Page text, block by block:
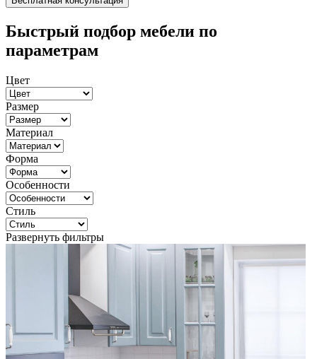
Быстрый подбор мебели по
параметрам
Цвет
Размер
Материал
Форма
Особенности
Стиль
Развернуть фильтры